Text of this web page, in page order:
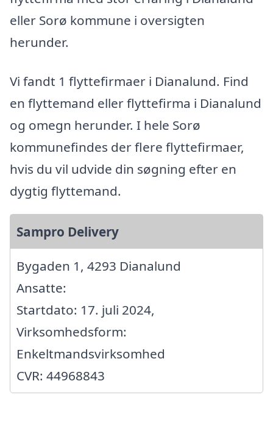
eller Sorø kommune i oversigten
herunder.
Vi fandt 1 flyttefirmaer i Dianalund. Find
en flyttemand eller flyttefirma i Dianalund
og omegn herunder. I hele Sorø
kommunefindes der flere flyttefirmaer,
hvis du vil udvide din søgning efter en
dygtig flyttemand.
Sampro Delivery
Bygaden 1, 4293 Dianalund
Ansatte:
Startdato: 17. juli 2024,
Virksomhedsform:
Enkeltmandsvirksomhed
CVR: 44968843